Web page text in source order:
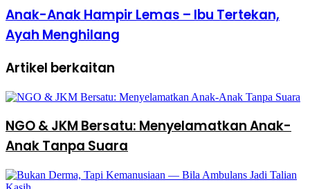
Anak-Anak Hampir Lemas – Ibu Tertekan,
Ayah Menghilang
Artikel berkaitan
NGO & JKM Bersatu: Menyelamatkan Anak-
Anak Tanpa Suara